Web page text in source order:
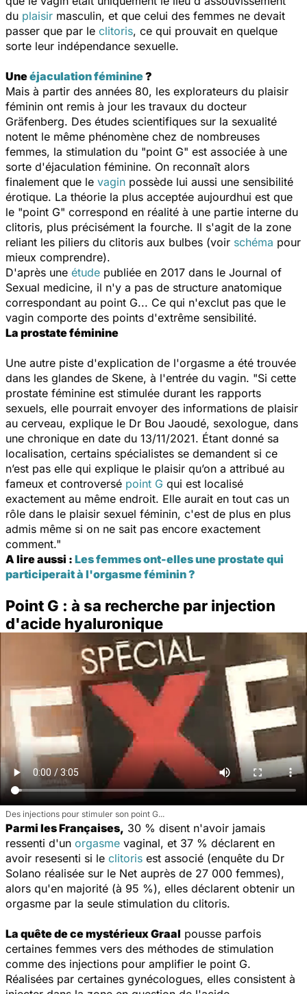
du plaisir masculin, et que celui des femmes ne devait
passer que par le clitoris, ce qui prouvait en quelque
sorte leur indépendance sexuelle.
Uneéjaculation féminine?
Mais à partir des années 80, les explorateurs du plaisir
féminin ont remis à jour les travaux du docteur
Gräfenberg. Des études scientifiques sur la sexualité
notent le même phénomène chez de nombreuses
femmes, la stimulation du "point G" est associée à une
sorte d'éjaculation féminine. On reconnaît alors
finalement que le vagin possède lui aussi une sensibilité
érotique. La théorie la plus acceptée aujourdhui est que
le "point G" correspond en réalité à une partie interne du
clitoris, plus précisément la fourche. Il s'agit de la zone
reliant les piliers du clitoris aux bulbes (voir schéma pour
mieux comprendre).
D'après une étude publiée en 2017 dans le Journal of
Sexual medicine, il n'y a pas de structure anatomique
correspondant au point G... Ce qui n'exclut pas que le
vagin comporte des points d'extrême sensibilité.
La prostate féminine
Une autre piste d'explication de l'orgasme a été trouvée
dans les glandes de Skene, à l'entrée du vagin. "Si cette
prostate féminine est stimulée durant les rapports
sexuels, elle pourrait envoyer des informations de plaisir
au cerveau, explique le Dr Bou Jaoudé, sexologue, dans
une chronique en date du 13/11/2021. Étant donné sa
localisation, certains spécialistes se demandent si ce
n’est pas elle qui explique le plaisir qu’on a attribué au
fameux et controversé point G qui est localisé
exactement au même endroit. Elle aurait en tout cas un
rôle dans le plaisir sexuel féminin, c'est de plus en plus
admis même si on ne sait pas encore exactement
comment."
A lire aussi : Les femmes ont-elles une prostate qui
participerait à l'orgasme féminin ?
Point G : à sa recherche par injection
d'acide hyaluronique
Des injections pour stimuler son point G...
Parmi les Françaises, 30 % disent n'avoir jamais
ressenti d'un orgasme vaginal, et 37 % déclarent en
avoir resesenti si le clitoris est associé (enquête du Dr
Solano réalisée sur le Net auprès de 27 000 femmes),
alors qu'en majorité (à 95 %), elles déclarent obtenir un
orgasme par la seule stimulation du clitoris.
La quête de ce mystérieux Graal pousse parfois
certaines femmes vers des méthodes de stimulation
comme des injections pour amplifier le point G.
Réalisées par certaines gynécologues, elles consistent à